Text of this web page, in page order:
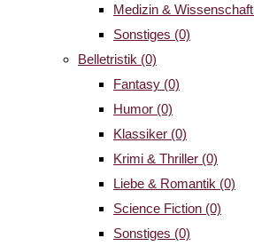
Medizin & Wissenschaft
Sonstiges (0)
Belletristik (0)
Fantasy (0)
Humor (0)
Klassiker (0)
Krimi & Thriller (0)
Liebe & Romantik (0)
Science Fiction (0)
Sonstiges (0)